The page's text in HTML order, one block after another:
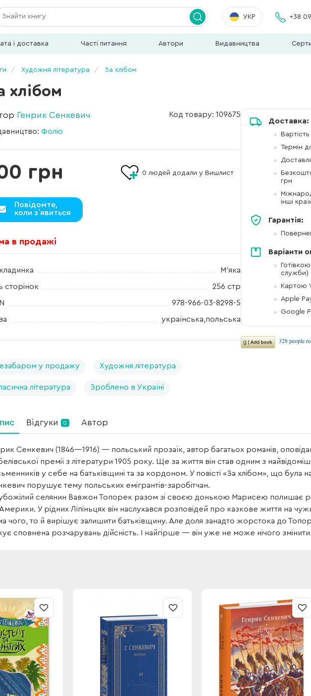
УКР +38
і доставка Часті питання Автори Видавництва
Художня література За хлібом
хлібом
Генрик Сенкевич
Фоліо
Код товару: 109675
грн
Повідомте,
коли з`явиться
0 людей додали у Вишлист
в продажі
М'яка
сторінок 256 стр
978-966-03-8298-5
українська,польська
у продажу Художня література
література Зроблено в Україні
Доставка:
Термін
грн
інші
Гарантія:
Варіанти
служби)
Картою
Apple
Google
Відгуки 0 Автор
Сенкевич (1846—1916) — польський прозаїк, автор багатьох романів,
премії з літератури 1905 року. Ще за життя він став одним з
у себе на батьківщині та за кордоном. У повісті «За хлібом», що була
порушує тему польських емігрантів-заробітчан.
селянин Вавжон Топорек разом зі своєю донькою Марисею полишає
У рідних Ліпіньцях він наслухався розповідей про казкове життя на
чого, то й вирішує залишити батьківщину. Але доля занадто жорстока до
сповнена розчарувань дійсність. І найгірше — він уже не може нічого